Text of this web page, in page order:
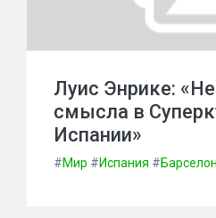
Луис Энрике:
смысла в
Испании»
#Мир #Испания #